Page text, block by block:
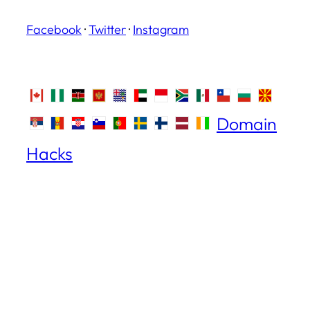
Facebook ·Twitter· Instagram
Domain
Hacks